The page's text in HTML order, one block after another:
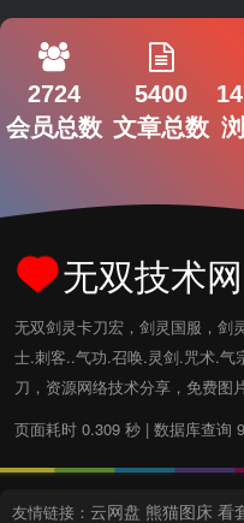
2724
会员总数
5400
文章总数
无双技术
无双剑灵卡刀宏，剑灵国服，剑
士.刺客..气功.召唤.灵剑.咒术.气
刀，资源网络技术分享，免费图
页面耗时 0.309 秒 | 数据库查询
友情链接： 云网盘 熊猫图床 看